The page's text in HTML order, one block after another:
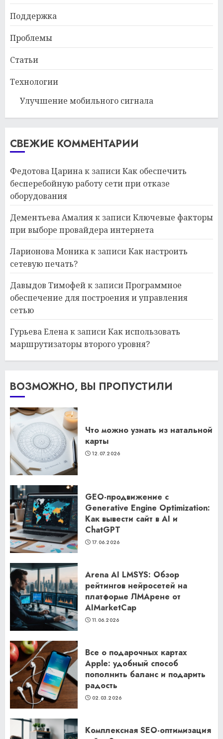
Поддержка
Проблемы
Статьи
Технологии
Улучшение мобильного сигнала
СВЕЖИЕ КОММЕНТАРИИ
Федотова Царинак записиКак обеспечить
бесперебойную работу сети при отказе
оборудования
Дементьева Амалияк записиКлючевые факторы
при выборе провайдера интернета
Ларионова Моникак записиКак настроить
сетевую печать?
Давыдов Тимофейк записиПрограммное
обеспечение для построения и управления
сетью
Гурьева Еленак записиКак использовать
маршрутизаторы второго уровня?
ВОЗМОЖНО, ВЫ ПРОПУСТИЛИ
Что можно узнать из натальной
карты
12.07.2026
GEO-продвижение с
Generative Engine Optimization:
Как вывести сайт в AI и
ChatGPT
17.06.2026
Arena AI LMSYS: Обзор
рейтингов нейросетей на
платформе ЛМАрене от
AIMarketCap
11.06.2026
Все о подарочных картах
Apple: удобный способ
пополнить баланс и подарить
радость
02.03.2026
Комплексная SEO-оптимизация